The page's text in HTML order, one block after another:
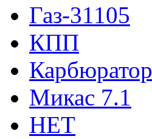
Газ-31105
КПП
Карбюратор
Микас 7.1
НЕТ